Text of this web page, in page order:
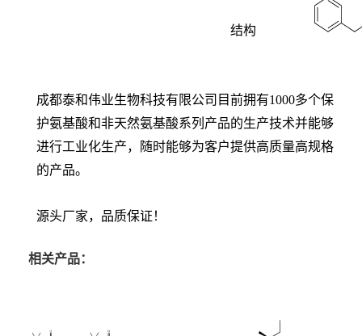
结构
成都泰和伟业生物科技有限公司目前拥有1000多个保
护氨基酸和非天然氨基酸系列产品的生产技术并能够
进行工业化生产，随时能够为客户提供高质量高规格
的产品。
源头厂家，品质保证！
相关产品：